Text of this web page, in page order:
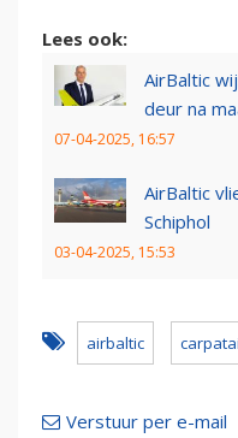
Lees ook:
AirBaltic
deur na
07-04-2025, 16:57
AirBaltic
Schiphol
03-04-2025, 15:53
airbaltic
Verstuur per e-mail